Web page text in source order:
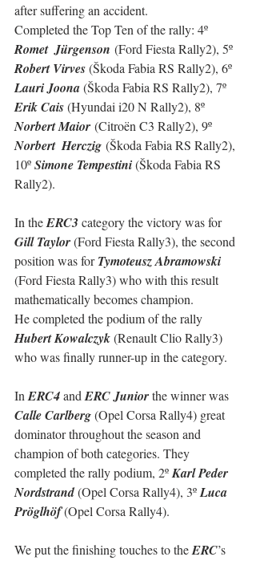
after suffering an accident.
Completed the Top Ten of the rally: 4º
Romet  Jürgenson (Ford Fiesta Rally2), 5º
Robert Virves (Škoda Fabia RS Rally2), 6º
Lauri Joona (Škoda Fabia RS Rally2), 7º
Erik Cais (Hyundai i20 N Rally2), 8º
Norbert Maior (Citroën C3 Rally2), 9º
Norbert  Herczig (Škoda Fabia RS Rally2),
10º Simone Tempestini (Škoda Fabia RS
Rally2).
In the ERC3 category the victory was for
Gill Taylor (Ford Fiesta Rally3), the second
position was for Tymoteusz Abramowski
(Ford Fiesta Rally3) who with this result
mathematically becomes champion.
He completed the podium of the rally
Hubert Kowalczyk (Renault Clio Rally3)
who was finally runner-up in the category.
In ERC4 and ERC Junior the winner was
Calle Carlberg (Opel Corsa Rally4) great
dominator throughout the season and
champion of both categories. They
completed the rally podium, 2º Karl Peder
Nordstrand (Opel Corsa Rally4), 3º Luca
Pröglhöf (Opel Corsa Rally4).
We put the finishing touches to the ERC’s